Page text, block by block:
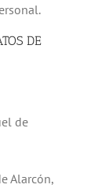
DE
de
Alarcón,